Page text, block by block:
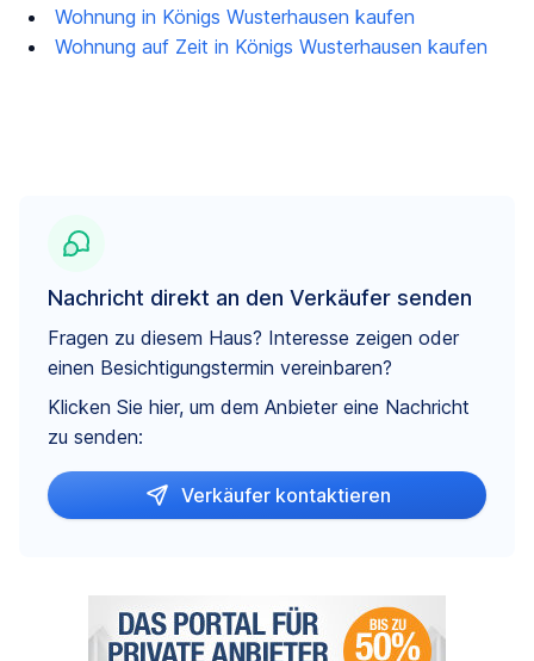
Wohnung in Königs Wusterhausen kaufen
Wohnung auf Zeit in Königs Wusterhausen kaufen
Nachricht direkt an den Verkäufer senden
Fragen zu diesem Haus? Interesse zeigen oder
einen Besichtigungstermin vereinbaren?
Klicken Sie hier, um dem Anbieter eine Nachricht
zu senden:
Verkäufer kontaktieren